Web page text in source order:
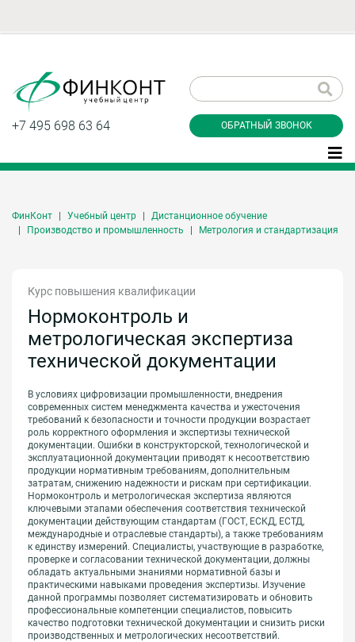
+7 495 698 63 64 ОБРАТНЫЙ ЗВОНОК
ФинКонт Учебный центр
Дистанционное обучение
Производство и промышленность
Метрология и стандартизация
Курс повышения квалификации
Нормоконтроль и
метрологическая экспертиза
технической документации
В условиях цифровизации промышленности, внедрения
современных систем менеджмента качества и ужесточения
требований к безопасности и точности продукции возрастает
роль корректного оформления и экспертизы технической
документации. Ошибки в конструкторской, технологической и
эксплуатационной документации приводят к несоответствию
продукции нормативным требованиям, дополнительным
затратам, снижению надежности и рискам при сертификации.
Нормоконтроль и метрологическая экспертиза являются
ключевыми этапами обеспечения соответствия технической
документации действующим стандартам (ГОСТ, ЕСКД, ЕСТД,
международные и отраслевые стандарты), а также требованиям
к единству измерений. Специалисты, участвующие в разработке,
проверке и согласовании технической документации, должны
обладать актуальными знаниями нормативной базы и
практическими навыками проведения экспертизы. Изучение
данной программы позволяет систематизировать и обновить
профессиональные компетенции специалистов, повысить
качество подготовки технической документации и снизить риски
производственных и метрологических несоответствий.
звонок
Даю согласие на обработку персональных
данные и соглашаюсь сполитикой
Заказать